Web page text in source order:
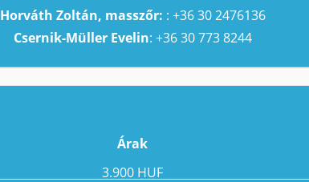
Horváth Zoltán, masszőr: : +36 30 2476136
Csernik-Müller Evelin: +36 30 773 8244
Árak
3.900 HUF